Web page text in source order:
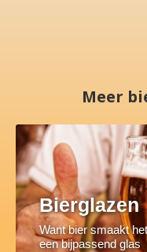
Meer
Bierglazen
Want bier smaakt
een bijpassend glas